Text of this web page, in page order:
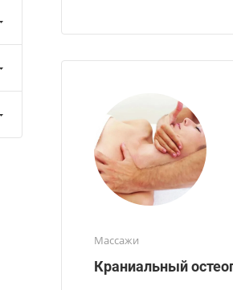
Массажи
Краниальный